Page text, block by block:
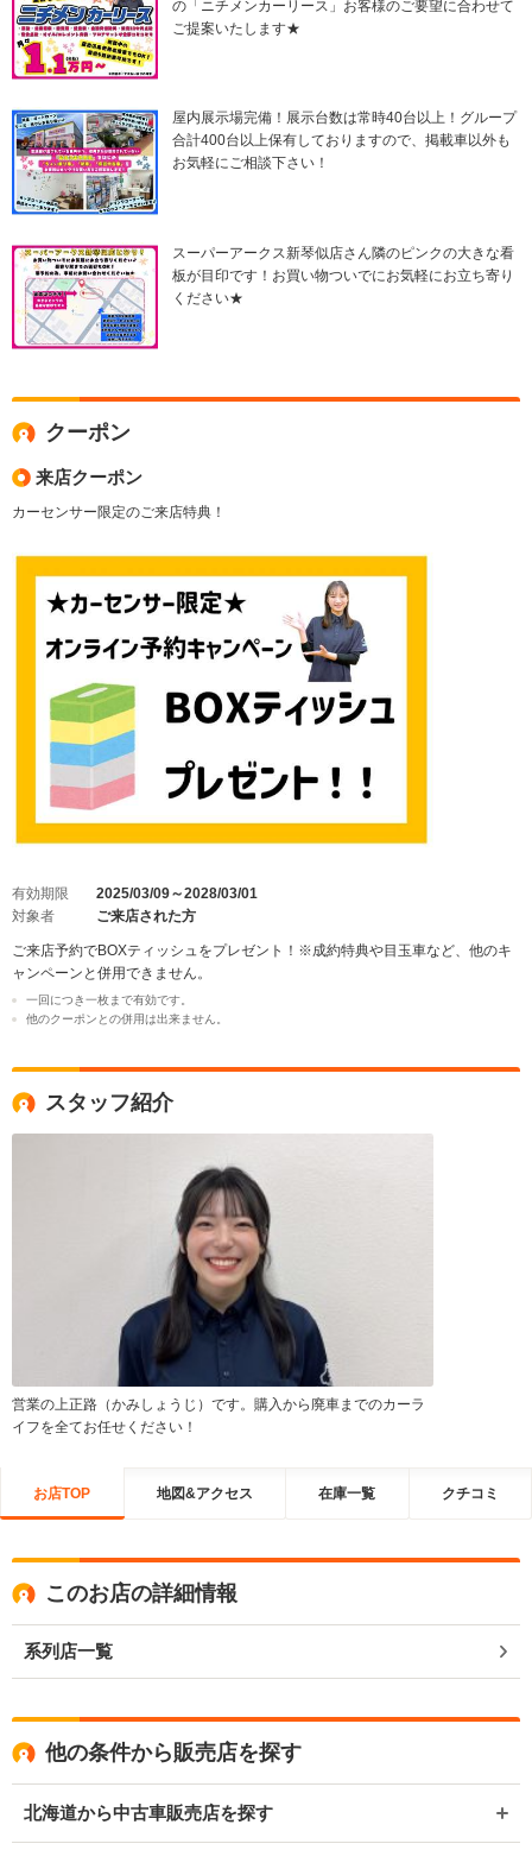
の「ニチメンカーリース」お客様のご要望に合わせて
ご提案いたします★
屋内展示場完備！展示台数は常時40台以上！グループ
合計400台以上保有しておりますので、掲載車以外も
お気軽にご相談下さい！
スーパーアークス新琴似店さん隣のピンクの大きな看
板が目印です！お買い物ついでにお気軽にお立ち寄り
ください★
クーポン
来店クーポン
カーセンサー限定のご来店特典！
有効期限
2025/03/09～2028/03/01
対象者
ご来店された方
ご来店予約でBOXティッシュをプレゼント！※成約特典や目玉車など、他のキ
ャンペーンと併用できません。
一回につき一枚まで有効です。
他のクーポンとの併用は出来ません。
スタッフ紹介
営業の上正路（かみしょうじ）です。購入から廃車までのカーラ
イフを全てお任せください！
お店TOP 地図&アクセス 在庫一覧 クチコミ
このお店の詳細情報
系列店一覧
他の条件から販売店を探す
北海道から中古車販売店を探す